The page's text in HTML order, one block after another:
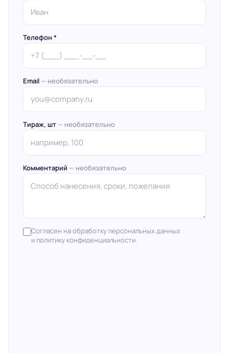
Телефон *
Email — необязательно
Тираж, шт — необязательно
Комментарий — необязательно
Согласен на обработку персональных данных
и политику конфиденциальности.